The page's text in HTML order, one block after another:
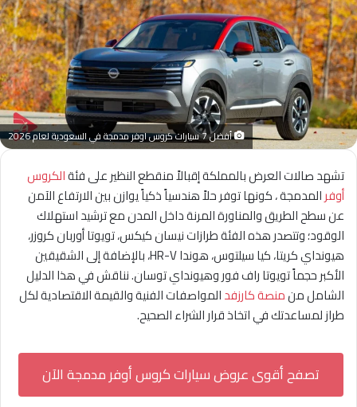
أفضل 7 سيارات كروس اوفر مدمجة في السعودية لعام 2026
تشهد صالات العرض بالمملكة إقبالاً منقطع النظير على فئةالكروس
أوفرالمدمجة ، كونها توفر حلاً هندسياً ذكياً يوازن بين الارتفاع الآمن
عن سطح الطريق والمناورة المرنة داخل المدن مع ترشيد استهلاك
الوقود؛ وتتصدر هذه الفئة طرازات نيسان كيكس، تويوتا أوربان كروزر،
هيونداي كريتا، كيا سيلتوس، هوندا HR-V، بالإضافة إلى الشقيقين
الأكبر حجماً تويوتا راف فور وهيونداي توسان. نناقش في هذا الدليل
الشامل منمنصة كارزفدالمواصفات الفنية والقيمة الاقتصادية لكل
طراز لمساعدتك في اتخاذ قرار الشراء الصحيح.
تصفح أقوى عروض سيارات كروس أوفر مدمجة الآن